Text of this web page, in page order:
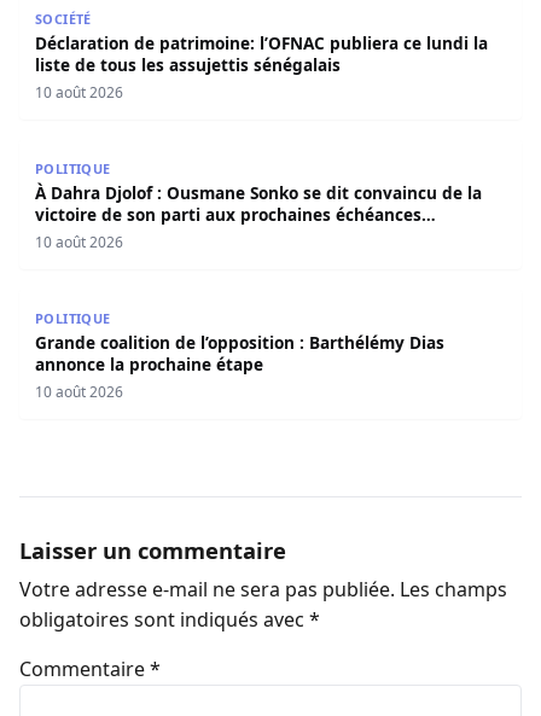
SOCIÉTÉ
Déclaration de patrimoine: l’OFNAC publiera ce lundi la
liste de tous les assujettis sénégalais
10 août 2026
POLITIQUE
À Dahra Djolof : Ousmane Sonko se dit convaincu de la
victoire de son parti aux prochaines échéances
électorales.
10 août 2026
POLITIQUE
Grande coalition de l’opposition : Barthélémy Dias
annonce la prochaine étape
10 août 2026
Laisser un commentaire
Votre adresse e-mail ne sera pas publiée. Les champs
obligatoires sont indiqués avec *
Commentaire*